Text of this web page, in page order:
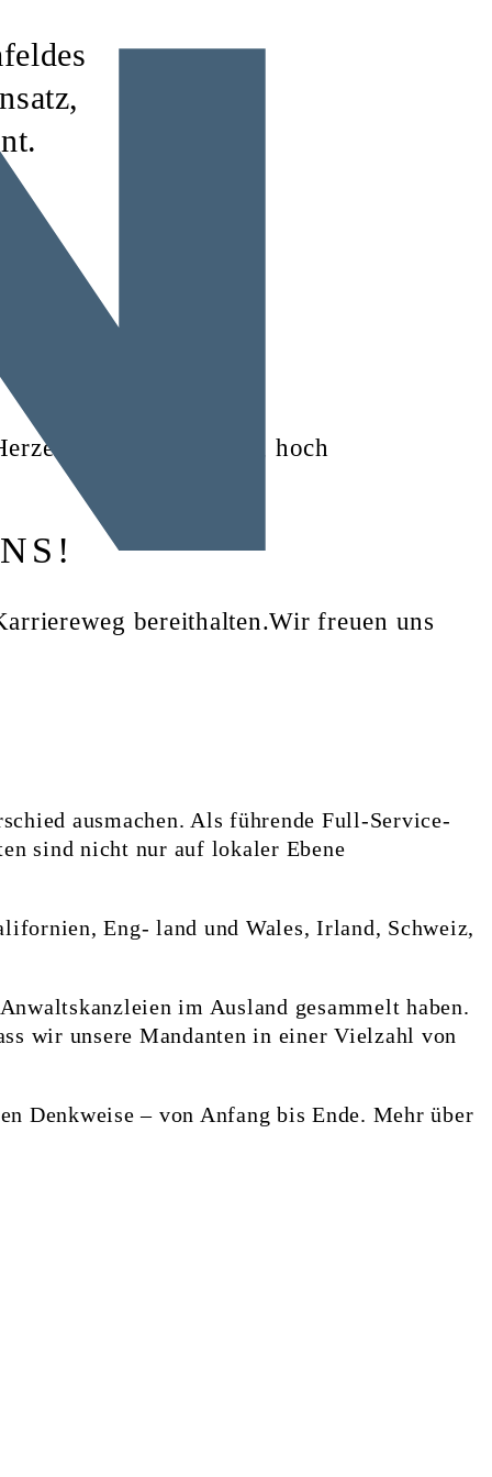
und den Wunsch, hoch
bereithalten.Wir freuen uns
ausmachen. Als führende Full-Service-
sind nicht nur auf lokaler Ebene
Eng- land und Wales, Irland, Schweiz,
im Ausland gesammelt haben.
wir unsere Mandanten in einer Vielzahl von
Denkweise – von Anfang bis Ende. Mehr über